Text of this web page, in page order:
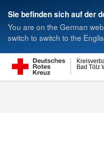
Sie befinden sich auf der
You are on the German
switch to switch to the
Bad Tölz